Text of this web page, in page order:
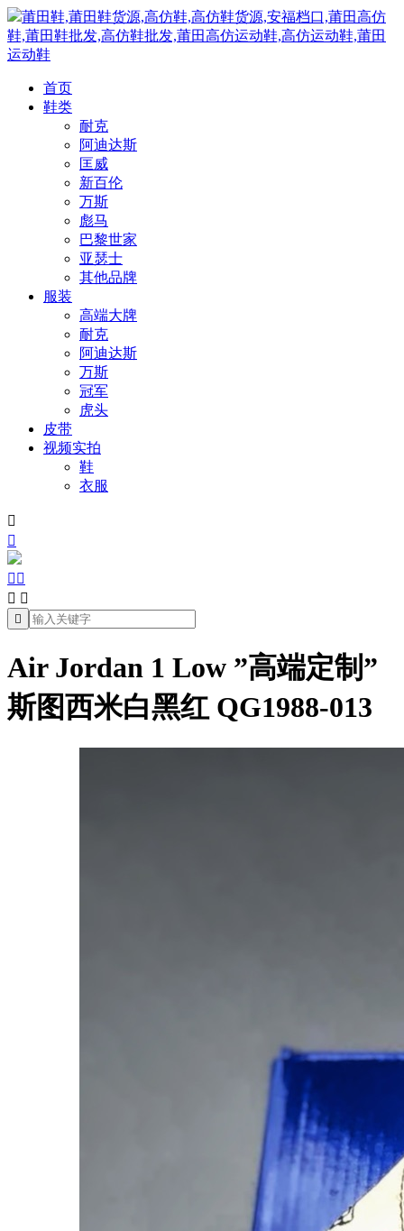
莆田鞋,莆田鞋货源,高仿鞋,高仿鞋货源,安福档口,莆田高仿
鞋,莆田鞋批发,高仿鞋批发,莆田高仿运动鞋,高仿运动鞋,莆田
运动鞋
首页
鞋类
耐克
阿迪达斯
匡威
新百伦
万斯
彪马
巴黎世家
亚瑟士
其他品牌
服装
高端大牌
耐克
阿迪达斯
万斯
冠军
虎头
皮带
视频实拍
鞋
衣服


 
 

Air Jordan 1 Low ”高端定制”
斯图西米白黑红 QG1988-013